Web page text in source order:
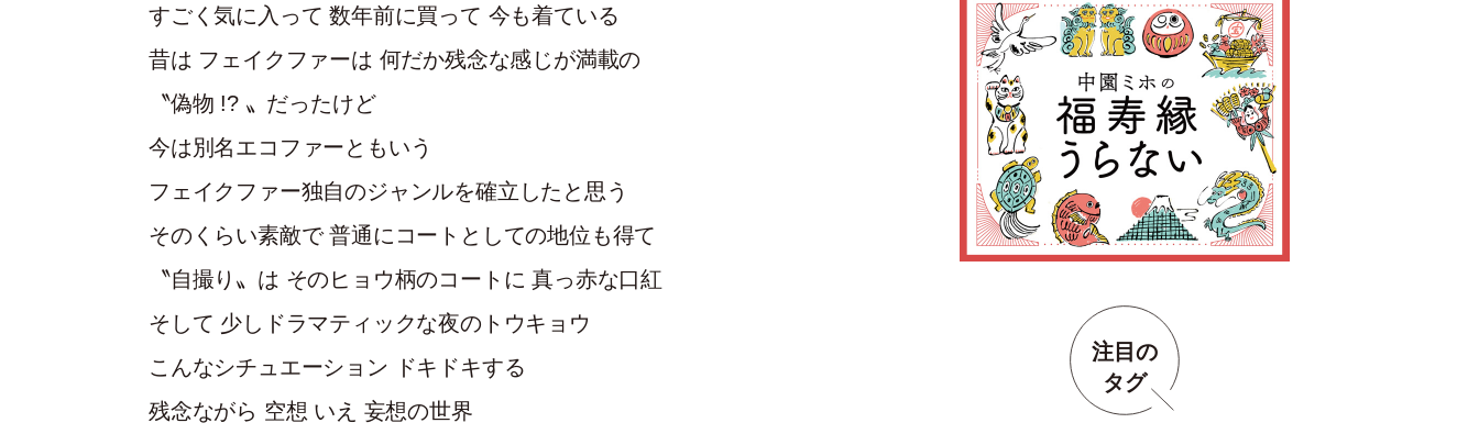
すごく気に入って 数年前に買って 今も着ている
昔は フェイクファーは 何だか残念な感じが満載の
〝偽物 !? 〟だったけど
今は別名エコファーともいう
フェイクファー独自のジャンルを確立したと思う
そのくらい素敵で 普通にコートとしての地位も得て
〝自撮り〟は そのヒョウ柄のコートに 真っ赤な口紅
そして 少しドラマティックな夜のトウキョウ
こんなシチュエーション ドキドキする
残念ながら 空想 いえ 妄想の世界
注目の
タグ